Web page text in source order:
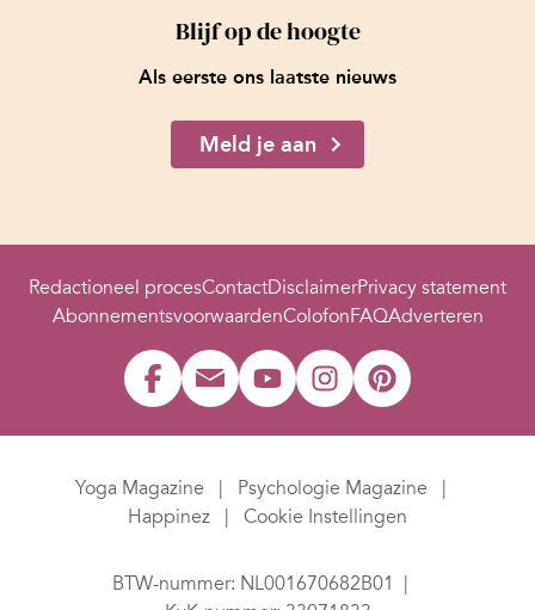
Blijf op de hoogte
Als eerste ons laatste nieuws
Meld je aan
Redactioneel procesContactDisclaimerPrivacy statement
AbonnementsvoorwaardenColofonFAQAdverteren
Yoga Magazine
Psychologie Magazine
Happinez
Cookie Instellingen
BTW-nummer: NL001670682B01